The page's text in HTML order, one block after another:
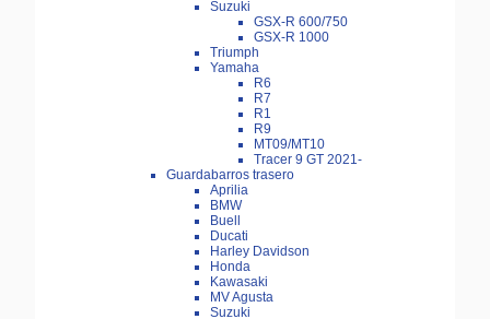
Suzuki
GSX-R 600/750
GSX-R 1000
Triumph
Yamaha
R6
R7
R1
R9
MT09/MT10
Tracer 9 GT 2021-
Guardabarros trasero
Aprilia
BMW
Buell
Ducati
Harley Davidson
Honda
Kawasaki
MV Agusta
Suzuki